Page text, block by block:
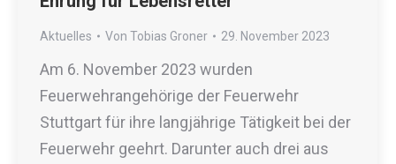
Aktuelles Von Tobias Groner 29. November 2023
Am 6. November 2023 wurden
Feuerwehrangehörige der Feuerwehr
Stuttgart für ihre langjährige Tätigkeit bei der
Feuerwehr geehrt. Darunter auch drei aus